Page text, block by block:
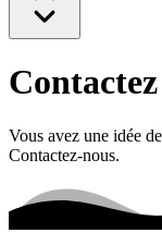
Vous avez une idée
Contactez-nous.